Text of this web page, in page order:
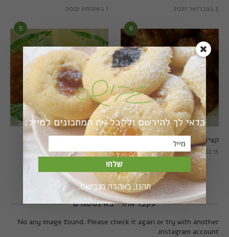
1 באוגוסט 2022 5 בפברואר 2021
5
קציצות כרישה טבעוניות
מושלמות
20 במרץ 2018
6
קציצות כרישה מושלמות
15 במרץ 2018
עקבו אחרי באינסטגרם
No any image found. Please check it again or try with another
instagram account.
כדאי לך להירשם ולקבל את המתכונים למייל:
שלח!
תהנו, באהבה מגבישס.